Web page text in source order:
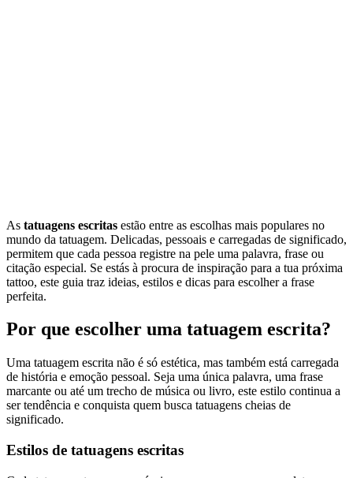
As tatuagens escritas estão entre as escolhas mais populares no
mundo da tatuagem. Delicadas, pessoais e carregadas de significado,
permitem que cada pessoa registre na pele uma palavra, frase ou
citação especial. Se estás à procura de inspiração para a tua próxima
tattoo, este guia traz ideias, estilos e dicas para escolher a frase
perfeita.
Por que escolher uma tatuagem escrita?
Uma tatuagem escrita não é só estética, mas também está carregada
de história e emoção pessoal. Seja uma única palavra, uma frase
marcante ou até um trecho de música ou livro, este estilo continua a
ser tendência e conquista quem busca tatuagens cheias de
significado.
Estilos de tatuagens escritas